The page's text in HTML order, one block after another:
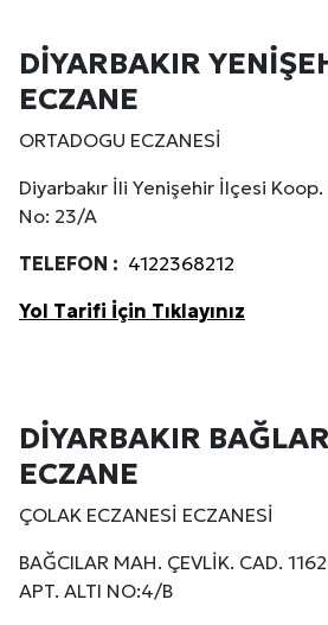
DİYARBAKIR
ECZANE
ORTADOGU ECZANESİ
Diyarbakır İli Yenişehir İlçesi
No: 23/A
TELEFON : 4122368212
Yol Tarifi İçin Tıklayınız
DİYARBAKIR
ECZANE
ÇOLAK ECZANESİ ECZANESİ
BAĞCILAR MAH. ÇEVLİK. CAD.
APT. ALTI NO:4/B